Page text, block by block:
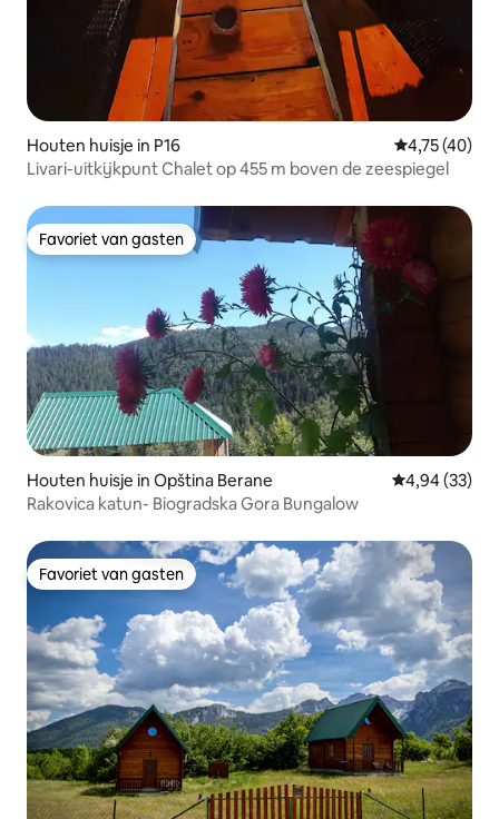
Houten huisje in P16 Gemiddelde
4,75 (40)
Livari-uitkijkpunt Chalet op 455 m boven de zeespiegel
Favoriet van gasten
Favoriet van gasten
Houten huisje in Opština Berane Gemiddelde
4,94 (33)
Rakovica katun- Biogradska Gora Bungalow
Favoriet van gasten
Favoriet van gasten